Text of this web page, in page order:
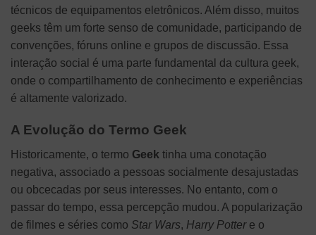
técnicos de equipamentos eletrônicos. Além disso, muitos
geeks têm um forte senso de comunidade, participando de
convenções, fóruns online e grupos de discussão. Essa
interação social é uma parte fundamental da cultura geek,
onde o compartilhamento de conhecimento e experiências
é altamente valorizado.
A Evolução do Termo Geek
Historicamente, o termo Geek tinha uma conotação
negativa, associado a pessoas socialmente desajustadas
ou obcecadas por seus interesses. No entanto, com o
passar do tempo, essa percepção mudou. A popularização
de filmes e séries como Star Wars, Harry Pottere o